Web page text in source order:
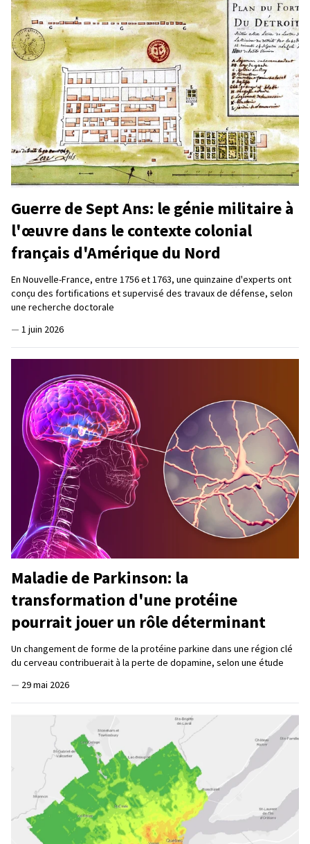
Guerre de Sept Ans: le génie militaire à
l'œuvre dans le contexte colonial
français d'Amérique du Nord
En Nouvelle-France, entre 1756 et 1763, une quinzaine d'experts ont
conçu des fortifications et supervisé des travaux de défense, selon
une recherche doctorale
— 1 juin 2026
Maladie de Parkinson: la
transformation d'une protéine
pourrait jouer un rôle déterminant
Un changement de forme de la protéine parkine dans une région clé
du cerveau contribuerait à la perte de dopamine, selon une étude
— 29 mai 2026